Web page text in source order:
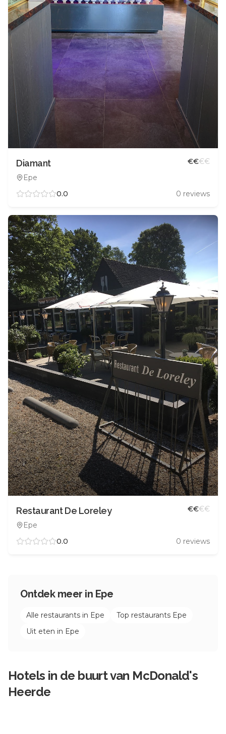
Diamant
Epe
€€€€
0.0 0 reviews
Restaurant De Loreley
Epe
€€€€
0.0 0 reviews
Ontdek meer in Epe
Alle restaurants in Epe Top restaurants Epe
Uit eten in Epe
Hotels in de buurt van McDonald's
Heerde